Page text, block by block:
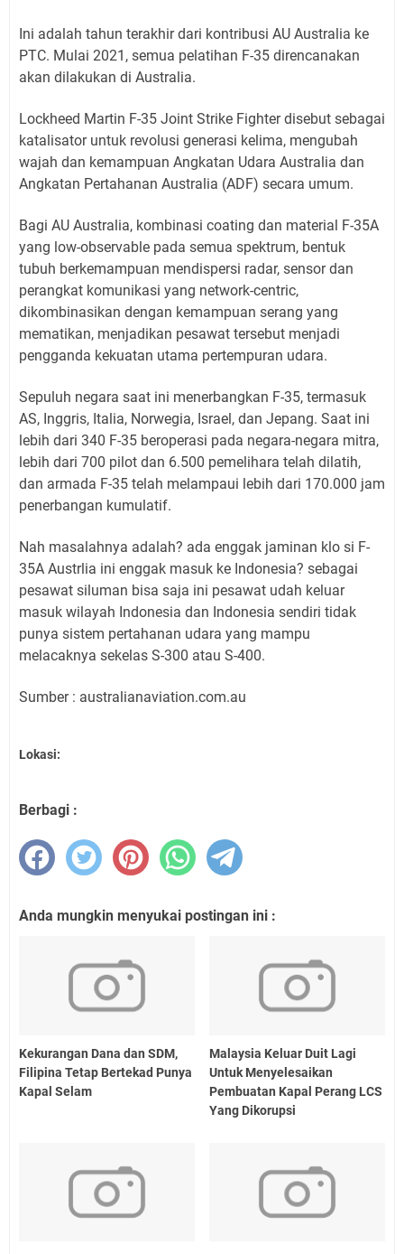
Ini adalah tahun terakhir dari kontribusi AU Australia ke
PTC. Mulai 2021, semua pelatihan F-35 direncanakan
akan dilakukan di Australia.
Lockheed Martin F-35 Joint Strike Fighter disebut sebagai
katalisator untuk revolusi generasi kelima, mengubah
wajah dan kemampuan Angkatan Udara Australia dan
Angkatan Pertahanan Australia (ADF) secara umum.
Bagi AU Australia, kombinasi coating dan material F-35A
yang low-observable pada semua spektrum, bentuk
tubuh berkemampuan mendispersi radar, sensor dan
perangkat komunikasi yang network-centric,
dikombinasikan dengan kemampuan serang yang
mematikan, menjadikan pesawat tersebut menjadi
pengganda kekuatan utama pertempuran udara.
Sepuluh negara saat ini menerbangkan F-35, termasuk
AS, Inggris, Italia, Norwegia, Israel, dan Jepang. Saat ini
lebih dari 340 F-35 beroperasi pada negara-negara mitra,
lebih dari 700 pilot dan 6.500 pemelihara telah dilatih,
dan armada F-35 telah melampaui lebih dari 170.000 jam
penerbangan kumulatif.
Nah masalahnya adalah? ada enggak jaminan klo si F-
35A Austrlia ini enggak masuk ke Indonesia? sebagai
pesawat siluman bisa saja ini pesawat udah keluar
masuk wilayah Indonesia dan Indonesia sendiri tidak
punya sistem pertahanan udara yang mampu
melacaknya sekelas S-300 atau S-400.
Sumber : australianaviation.com.au
Lokasi:
Berbagi :
Anda mungkin menyukai postingan ini :
Kekurangan Dana dan SDM,
Filipina Tetap Bertekad Punya
Kapal Selam
Malaysia Keluar Duit Lagi
Untuk Menyelesaikan
Pembuatan Kapal Perang LCS
Yang Dikorupsi